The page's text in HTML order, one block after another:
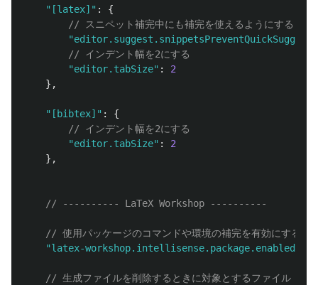
" [latex] " :
{
// スニペット補完中にも補完を使えるようにする
"
// インデント幅を2にする
"editor.tabSize" :
2
},
" [bibtex] " :
{
// インデント幅を2にする
"editor.tabSize" :
2
},
// ---------- LaTeX Workshop ----------
// 使用パッケージのコマンドや環境の補完を有効にする
"latex-workshop.intellisense.package.enabled
// 生成ファイルを削除するときに対象とするファイル